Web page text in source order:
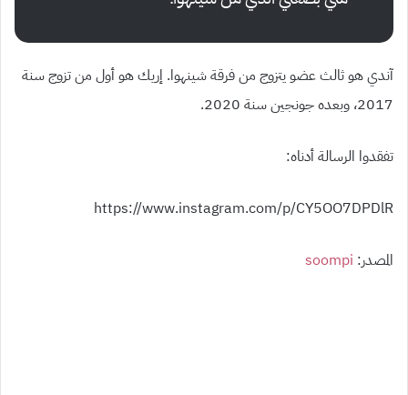
آندي هو ثالث عضو يتزوج من فرقة شينهوا. إريك هو أول من تزوج سنة
2017، وبعده جونجين سنة 2020.
تفقدوا الرسالة أدناه:
https://www.instagram.com/p/CY5OO7DPDlR
المصدر: soompi